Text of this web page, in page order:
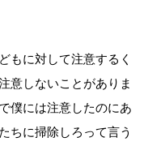
もに対して注意するく
意しないことがありま
僕には注意したのにあ
ちに掃除しろって言う